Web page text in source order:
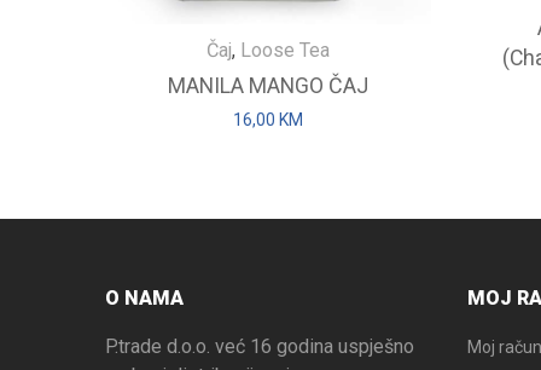
Čaj, Loose Tea
MANILA MANGO ČAJ
16,00 KM
O NAMA
P.trade d.o.o. već 16 godina uspješno
MOJ
Moj račun